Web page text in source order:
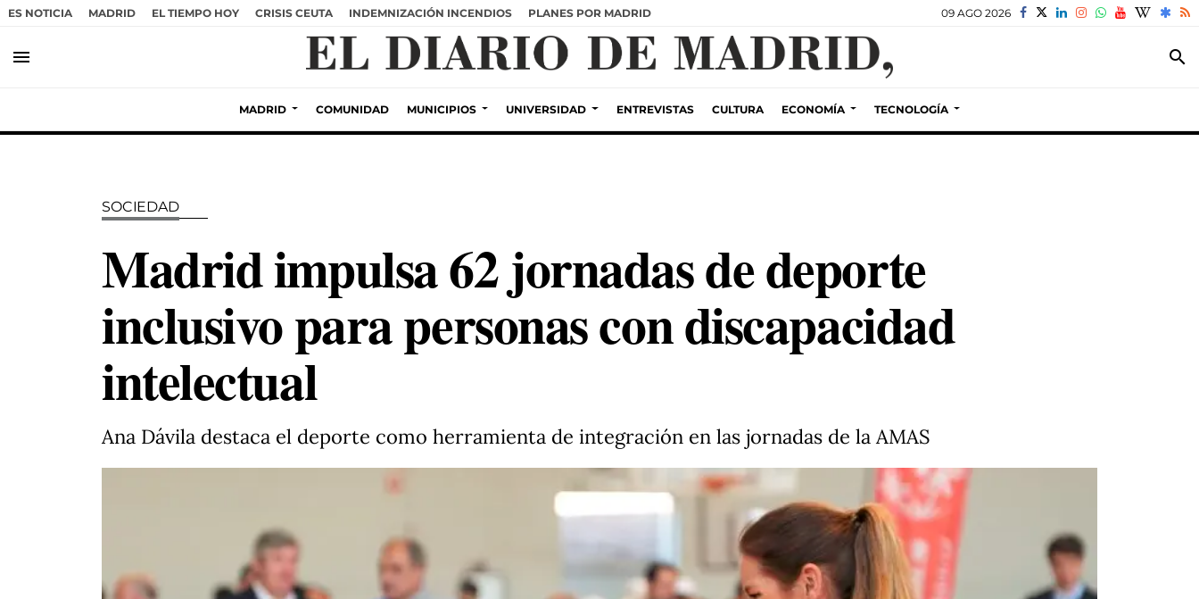
ES NOTICIA MADRID EL TIEMPO HOY CRISIS CEUTA INDEMNIZACIÓN INCENDIOS PLANES POR MADRID 09 AGO 2026
menu search
MADRID COMUNIDAD MUNICIPIOS UNIVERSIDAD ENTREVISTAS CULTURA ECONOMÍA TECNOLOGÍA
SOCIEDAD
Madrid impulsa 62 jornadas de deporte
inclusivo para personas con discapacidad
intelectual
Ana Dávila destaca el deporte como herramienta de integración en las jornadas de la AMAS